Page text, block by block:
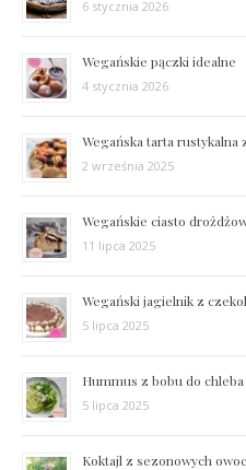
6 stycznia 2026
Wegańskie pączki idealne
4 stycznia 2026
Wegańska tarta rustykalna
2 września 2025
Wegańskie ciasto
11 lipca 2025
Wegański jagielnik z
5 lipca 2025
Hummus z bobu do
5 lipca 2025
Koktajl z sezonowych